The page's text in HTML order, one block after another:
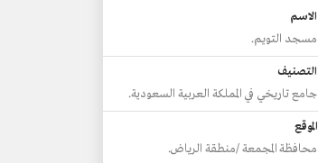
الاسم
مسجد التويم.
التصنيف
جامع تاريخي في المملكة العربية السعودية.
الموقع
محافظة المجمعة /منطقة الرياض.